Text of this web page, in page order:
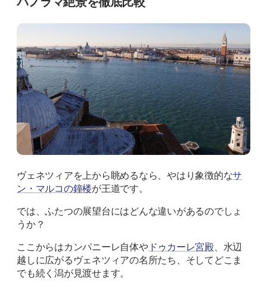
ヴェネツィアを上から眺めるなら、やはり象徴的なサ
ン・マルコの鐘楼が王道です。
では、ふたつの展望台にはどんな違いがあるのでしょ
うか？
ここからはカンパニーレ自体やドゥカーレ宮殿、水辺
越しに広がるヴェネツィアの名所たち、そしてどこま
でも続く潟が見渡せます。